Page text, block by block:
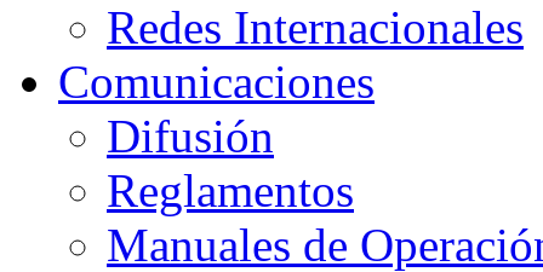
Redes Internacionales
Comunicaciones
Difusión
Reglamentos
Manuales de